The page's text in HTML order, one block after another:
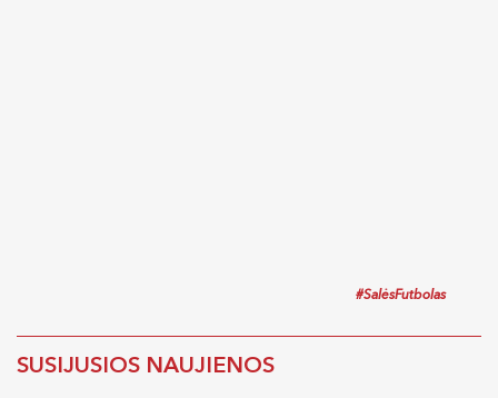
#SalėsFutbolas
SUSIJUSIOS NAUJIENOS